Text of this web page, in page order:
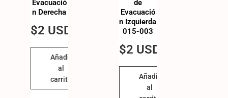
Evacuació
n Derecha
$2 USD
Añadir
al
carrito
de
Evacuació
n Izquierda
015-003
$2 USD
Añadir
al